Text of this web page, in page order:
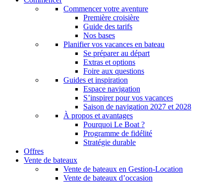
Commencer votre aventure
Première croisière
Guide des tarifs
Nos bases
Planifier vos vacances en bateau
Se préparer au départ
Extras et options
Foire aux questions
Guides et inspiration
Espace navigation
S’inspirer pour vos vacances
Saison de navigation 2027 et 2028
À propos et avantages
Pourquoi Le Boat ?
Programme de fidélité
Stratégie durable
Offres
Vente de bateaux
Vente de bateaux en Gestion-Location
Vente de bateaux d’occasion